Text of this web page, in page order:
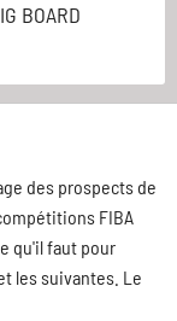
BOARD
des prospects de
FIBA
qu'il faut pour
les suivantes. Le